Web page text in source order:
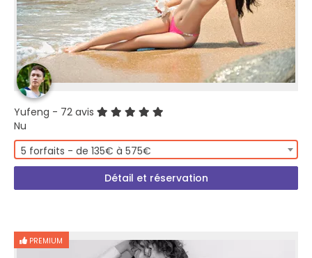
Yufeng - 72 avis
Nu
5 forfaits - de 135€ à 575€
Détail et réservation
PREMIUM